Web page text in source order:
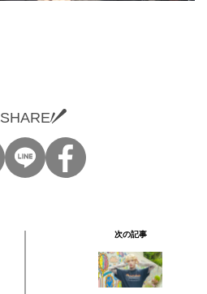
SHARE
次の記事